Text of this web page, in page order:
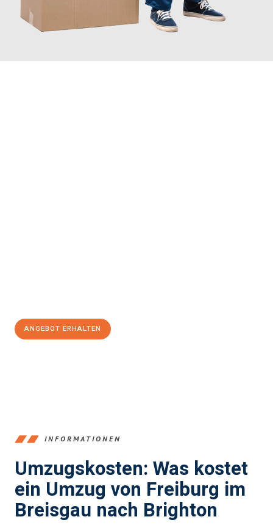
ANGEBOT ERHALTEN
INFORMATIONEN
Umzugskosten: Was kostet
ein Umzug von Freiburg im
Breisgau nach Brighton